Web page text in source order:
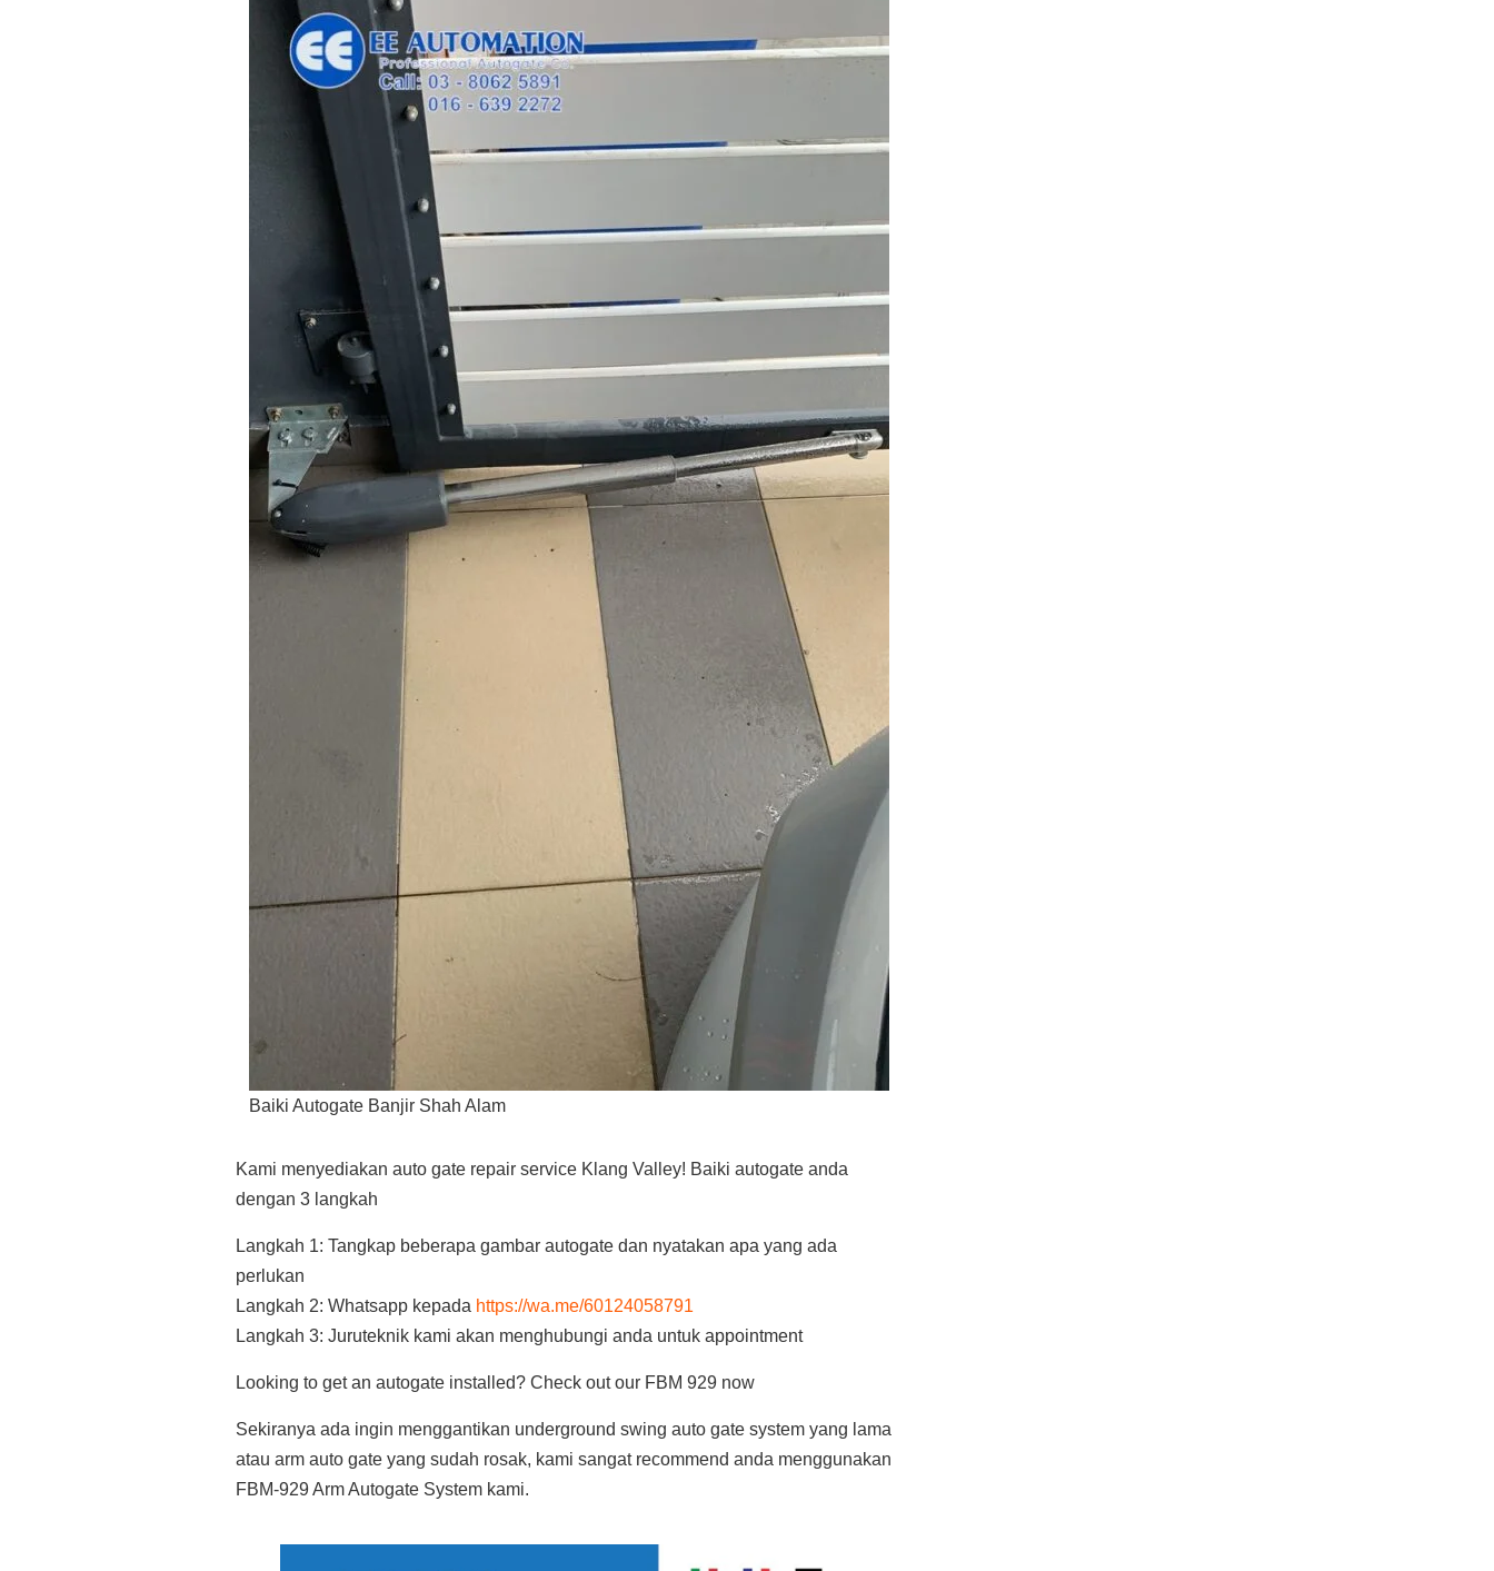
Baiki Autogate Banjir Shah Alam
Kami menyediakan auto gate repair service Klang Valley! Baiki autogate anda
dengan 3 langkah
Langkah 1: Tangkap beberapa gambar autogate dan nyatakan apa yang ada
perlukan
Langkah 2: Whatsapp kepada https://wa.me/60124058791
Langkah 3: Juruteknik kami akan menghubungi anda untuk appointment
Looking to get an autogate installed? Check out our FBM 929 now
Sekiranya ada ingin menggantikan underground swing auto gate system yang lama
atau arm auto gate yang sudah rosak, kami sangat recommend anda menggunakan
FBM-929 Arm Autogate System kami.